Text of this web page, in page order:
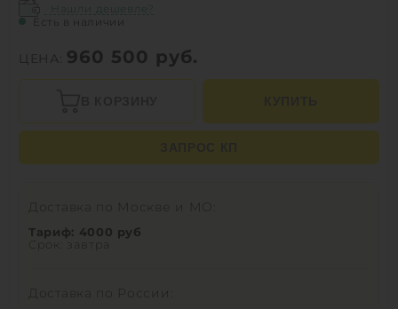
Нашли дешевле?
Есть в наличии
ЦЕНА: 960 500 руб.
Доставка по Москве и МО:
Тариф: 4000 руб
Срок: завтра
Доставка по России: